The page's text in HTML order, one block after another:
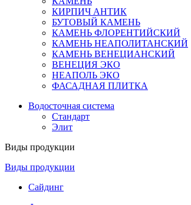
КИРПИЧ АНТИК
БУТОВЫЙ КАМЕНЬ
КАМЕНЬ ФЛОРЕНТИЙСКИЙ
КАМЕНЬ НЕАПОЛИТАНСКИЙ
КАМЕНЬ ВЕНЕЦИАНСКИЙ
ВЕНЕЦИЯ ЭКО
НЕАПОЛЬ ЭКО
ФАСАДНАЯ ПЛИТКА
Водосточная система
Стандарт
Элит
Виды продукции
Виды продукции
Сайдинг